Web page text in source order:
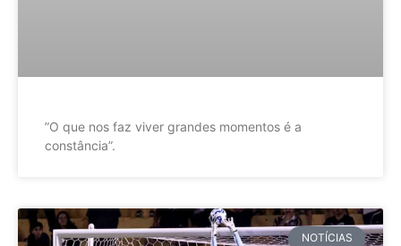
”O que nos faz viver grandes momentos é a
constância”.
NOTÍCIAS